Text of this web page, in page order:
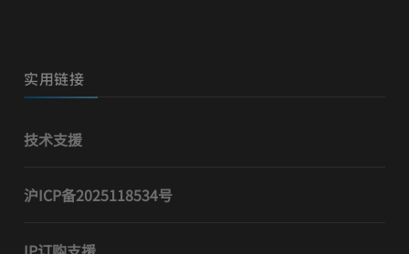
实用链接
技术支援
沪ICP备2025118534号